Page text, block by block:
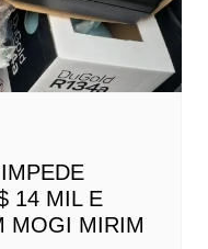
14 MIL E
MOGI MIRIM